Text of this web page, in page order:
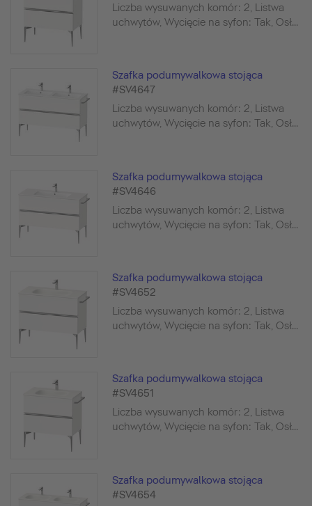
Liczba wysuwanych komór: 2, Listwa
uchwytów, Wycięcie na syfon: Tak, Osł...
Szafka podumywalkowa stojąca
#SV4647
Liczba wysuwanych komór: 2, Listwa
uchwytów, Wycięcie na syfon: Tak, Osł...
Szafka podumywalkowa stojąca
#SV4646
Liczba wysuwanych komór: 2, Listwa
uchwytów, Wycięcie na syfon: Tak, Osł...
Szafka podumywalkowa stojąca
#SV4652
Liczba wysuwanych komór: 2, Listwa
uchwytów, Wycięcie na syfon: Tak, Osł...
Szafka podumywalkowa stojąca
#SV4651
Liczba wysuwanych komór: 2, Listwa
uchwytów, Wycięcie na syfon: Tak, Osł...
Szafka podumywalkowa stojąca
#SV4654